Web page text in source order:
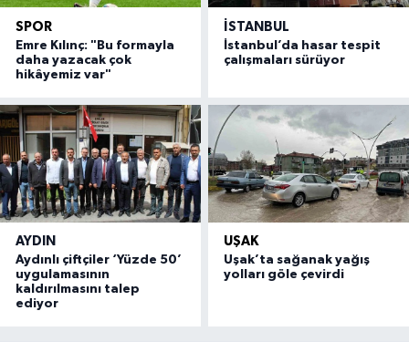
SPOR
Emre Kılınç: "Bu formayla
daha yazacak çok
hikâyemiz var"
İSTANBUL
İstanbul’da hasar tespit
çalışmaları sürüyor
AYDIN
Aydınlı çiftçiler ‘Yüzde 50’
uygulamasının
kaldırılmasını talep
ediyor
UŞAK
Uşak’ta sağanak yağış
yolları göle çevirdi